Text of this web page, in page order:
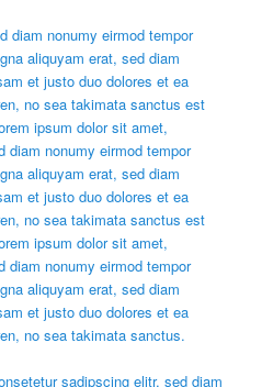
diam nonumy eirmod tempor
aliquyam erat, sed diam
et justo duo dolores et ea
no sea takimata sanctus est
ipsum dolor sit amet,
diam nonumy eirmod tempor
aliquyam erat, sed diam
et justo duo dolores et ea
no sea takimata sanctus est
ipsum dolor sit amet,
diam nonumy eirmod tempor
aliquyam erat, sed diam
et justo duo dolores et ea
no sea takimata sanctus.
sadipscing elitr, sed diam